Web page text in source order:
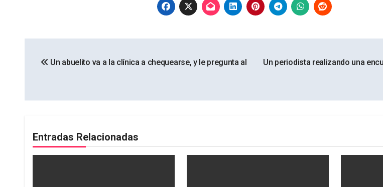
de
Un abuelito va a la clínica a chequearse, y le pregunta al Un periodista realizando una
Entradas Relacionadas